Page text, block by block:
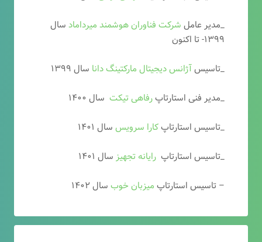
_مدیر عامل شرکت فناوران هوشمند میرداماد سال
۱۳۹۹- تا اکنون
_تاسیسآژانس دیجیتال مارکتینگ دانا سال ۱۳۹۹
_مدیر فنی استارتاپرفاهی تیکت سال ۱۴۰۰
_تاسیس استارتاپکارا سرویس سال ۱۴۰۱
_تاسیس استارتاپ رایانه تجهیز سال ۱۴۰۱
– تاسیس استارتاپ میزبان خوب سال ۱۴۰۲